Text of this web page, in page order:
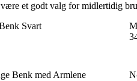
et godt valg for midlertidig
Svart
Benk med Armlene